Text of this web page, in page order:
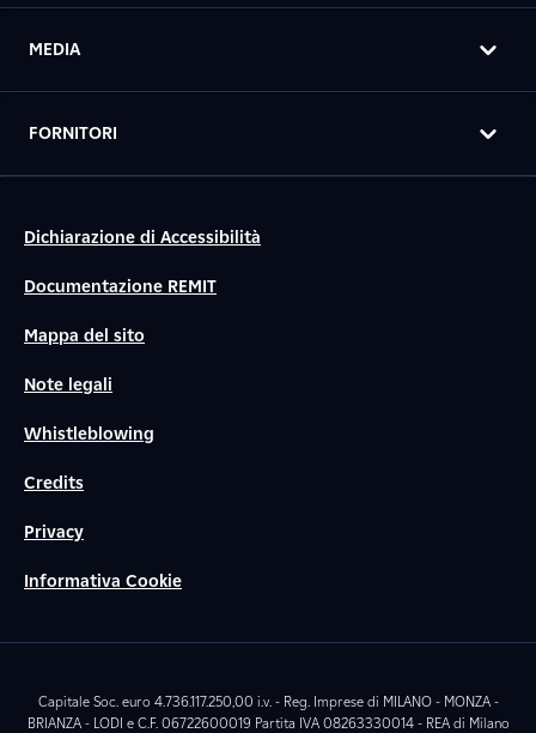
MEDIA
FORNITORI
Dichiarazione di Accessibilità
Documentazione REMIT
Mappa del sito
Note legali
Whistleblowing
Credits
Privacy
Informativa Cookie
Capitale Soc. euro 4.736.117.250,00 i.v. - Reg. Imprese di MILANO - MONZA -
BRIANZA - LODI e C.F. 06722600019 Partita IVA 08263330014 - REA di Milano